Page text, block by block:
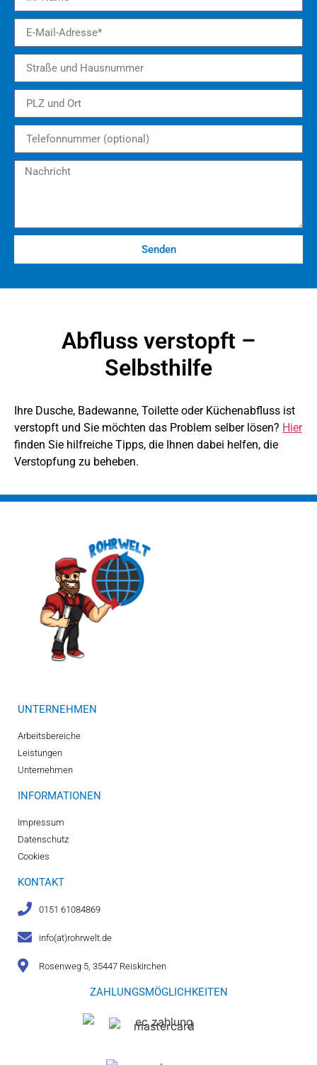
Senden
Abfluss verstopft –
Selbsthilfe
Ihre Dusche, Badewanne, Toilette oder Küchenabfluss ist
verstopft und Sie möchten das Problem selber lösen? Hier
finden Sie hilfreiche Tipps, die Ihnen dabei helfen, die
Verstopfung zu beheben.
UNTERNEHMEN
Arbeitsbereiche
Leistungen
Unternehmen
INFORMATIONEN
Impressum
Datenschutz
Cookies
KONTAKT
0151 61084869
info(at)rohrwelt.de
Rosenweg 5, 35447 Reiskirchen
ZAHLUNGSMÖGLICHKEITEN